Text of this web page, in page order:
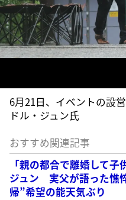
6月21日、イベントの設
ドル・ジュン氏
おすすめ関連記事
「親の都合で離婚して
ジュン 実父が語った憔
帰”希望の能天気ぶり